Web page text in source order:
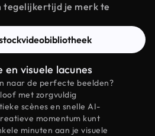
tegelijkertijd je merk te
visuele lacunes
naar de perfecte beelden?
met zorgvuldig
scènes en snelle AI-
momentum kunt
minuten aan je visuele